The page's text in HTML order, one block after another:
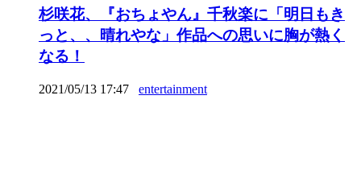
杉咲花、『おちょやん』千秋楽に「明日もき
っと、、晴れやな」作品への思いに胸が熱く
なる！
2021/05/13 17:47 entertainment